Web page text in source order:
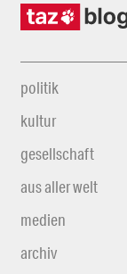
politik
kultur
gesellschaft
aus aller welt
medien
archiv